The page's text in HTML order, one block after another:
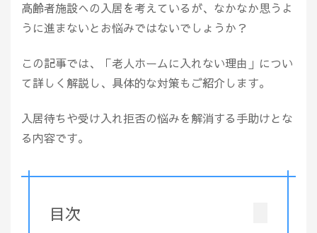
高齢者施設への入居を考えているが、なかなか思うよ
うに進まないとお悩みではないでしょうか？
この記事では、「老人ホームに入れない理由」につい
て詳しく解説し、具体的な対策もご紹介します。
入居待ちや受け入れ拒否の悩みを解消する手助けとな
る内容です。
目次